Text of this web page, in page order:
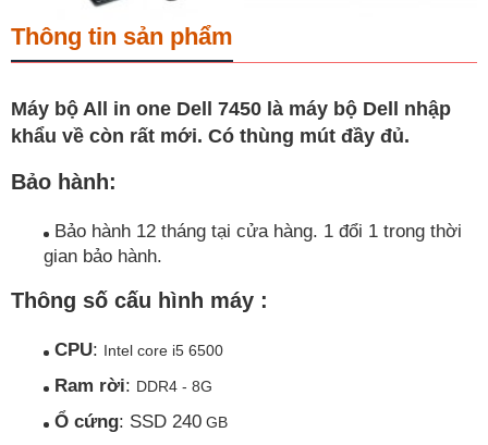
Thông tin sản phẩm
Máy bộ All in one Dell 7450 là máy bộ Dell nhập
khẩu về còn rất mới. Có thùng mút đầy đủ.
Bảo hành:
Bảo hành 12 tháng tại cửa hàng. 1 đổi 1 trong thời
gian bảo hành.
Thông số cấu hình máy :
CPU: Intel core i5 6500
Ram rời: DDR4 - 8G
Ổ cứng: SSD 240 GB